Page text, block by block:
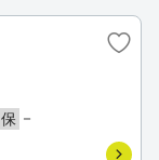
保 －